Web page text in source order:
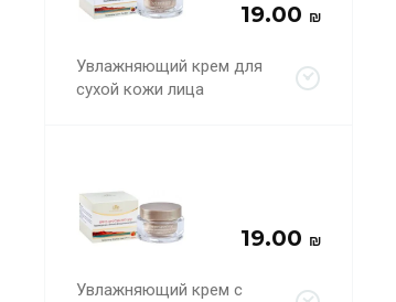
19.00 ₪
Увлажняющий крем для
сухой кожи лица
19.00 ₪
Увлажняющий крем с